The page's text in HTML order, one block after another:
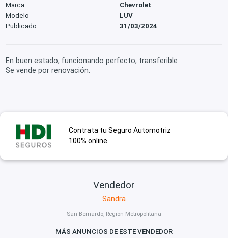
Marca
Chevrolet
Modelo
LUV
Publicado
31/03/2024
En buen estado, funcionando perfecto, transferible
Se vende por renovación.
Contrata tu Seguro Automotriz
100% online
Vendedor
Sandra
San Bernardo, Región Metropolitana
MÁS ANUNCIOS DE ESTE VENDEDOR